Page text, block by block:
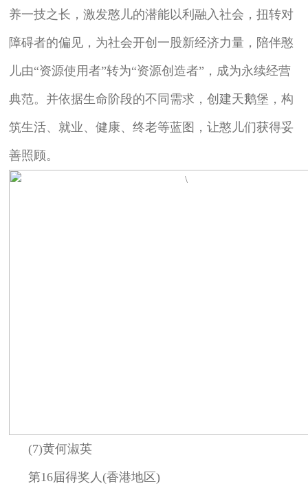
养一技之长，激发憨儿的潜能以利融入社会，扭转对
障碍者的偏见，为社会开创一股新经济力量，陪伴憨
儿由“资源使用者”转为“资源创造者”，成为永续经营
典范。并依据生命阶段的不同需求，创建天鹅堡，构
筑生活、就业、健康、终老等蓝图，让憨儿们获得妥
善照顾。
(7)黄何淑英
第16届得奖人(香港地区)